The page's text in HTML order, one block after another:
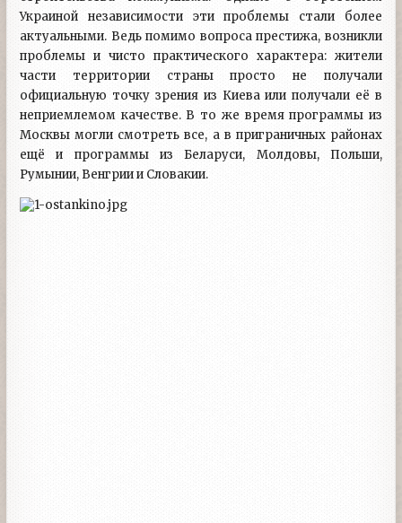
Украиной независимости эти проблемы стали более
актуальными. Ведь помимо вопроса престижа, возникли
проблемы и чисто практического характера: жители
части территории страны просто не получали
официальную точку зрения из Киева или получали её в
неприемлемом качестве. В то же время программы из
Москвы могли смотреть все, а в приграничных районах
ещё и программы из Беларуси, Молдовы, Польши,
Румынии, Венгрии и Словакии.